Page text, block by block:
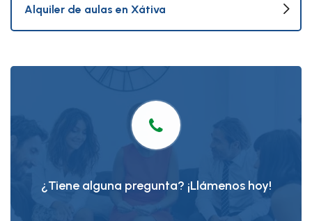
Alquiler de aulas en Xátiva
¿Tiene alguna pregunta? ¡Llámenos hoy!